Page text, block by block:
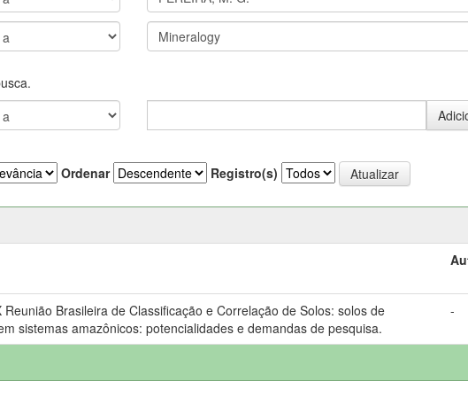
Ordenar Registro(s)
Brasileira de Classificação e Correlação de Solos: solos de
sistemas amazônicos: potencialidades e demandas de pesquisa.
-